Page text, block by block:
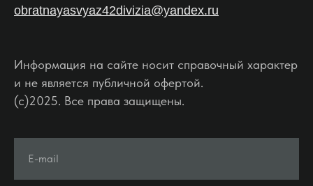
obratnayasvyaz42divizia@yandex.ru
Информация на сайте носит справочный характер
и не является публичной офертой.
(c)2025. Все права защищены.
E-mail